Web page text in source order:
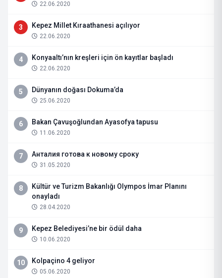
22.06.2020
3 Kepez Millet Kıraathanesi açılıyor
22.06.2020
4 Konyaaltı’nın kreşleri için ön kayıtlar başladı
22.06.2020
5 Dünyanın doğası Dokuma’da
25.06.2020
6 Bakan Çavuşoğlundan Ayasofya tapusu
11.06.2020
7 Анталия готова к новому сроку
31.05.2020
8
Kültür ve Turizm Bakanlığı Olympos İmar Planını
onayladı
28.04.2020
9 Kepez Belediyesi’ne bir ödül daha
10.06.2020
10 Kolpaçino 4 geliyor
05.06.2020